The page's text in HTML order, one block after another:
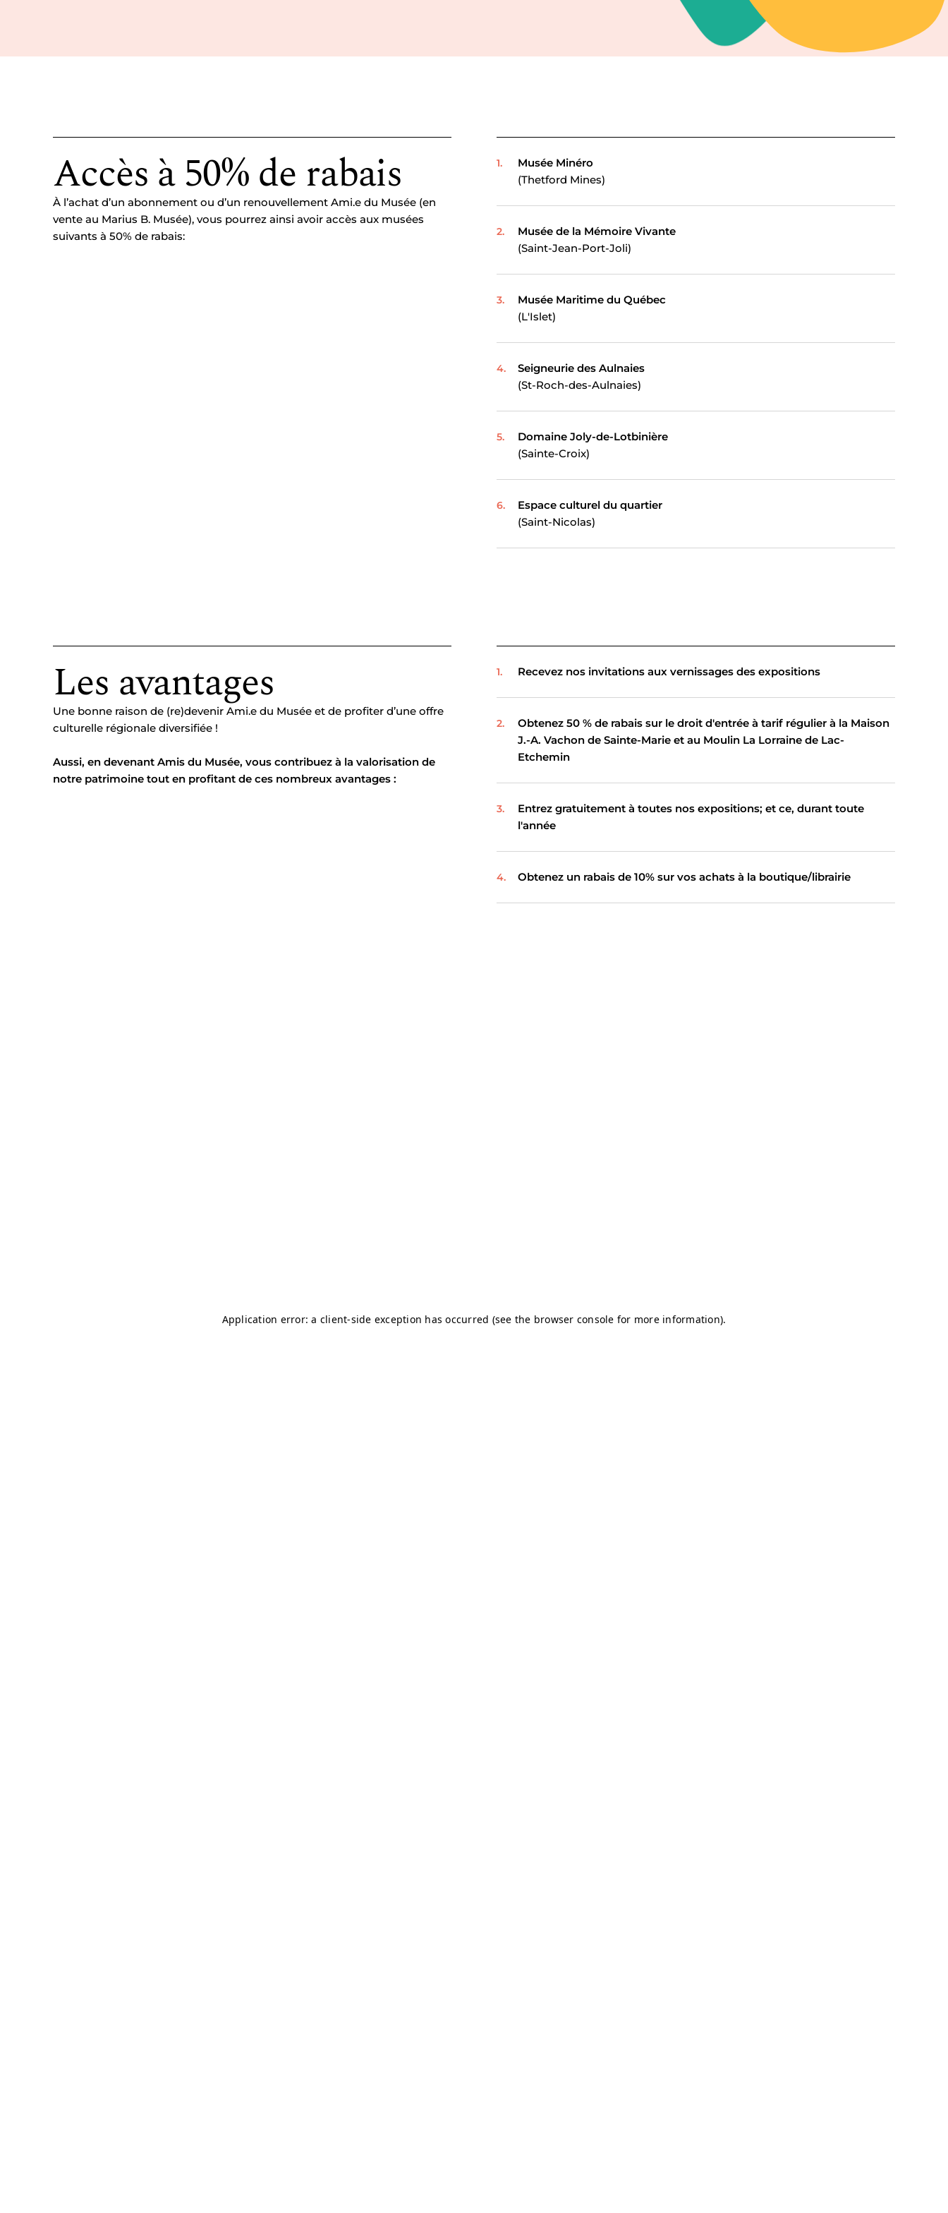
Accès à 50% de rabais
À l’achat d’un abonnement ou d’un renouvellement Ami.e du Musée (en
vente au Marius B. Musée), vous pourrez ainsi avoir accès aux musées
suivants à 50% de rabais:
Musée Minéro
(Thetford Mines)
Musée de la Mémoire Vivante
(Saint-Jean-Port-Joli)
Musée Maritime du Québec
(L'Islet)
Seigneurie des Aulnaies
(St-Roch-des-Aulnaies)
Domaine Joly-de-Lotbinière
(Sainte-Croix)
Espace culturel du quartier
(Saint-Nicolas)
Les avantages
Une bonne raison de (re)devenir Ami.e du Musée et de profiter d’une offre
culturelle régionale diversifiée !
Aussi, en devenant Amis du Musée, vous contribuez à la valorisation de
notre patrimoine tout en profitant de ces nombreux avantages :
Recevez nos invitations aux vernissages des expositions
Obtenez 50 % de rabais sur le droit d'entrée à tarif régulier à la Maison
J.-A. Vachon de Sainte-Marie et au Moulin La Lorraine de Lac-
Etchemin
Entrez gratuitement à toutes nos expositions; et ce, durant toute
l'année
Obtenez un rabais de 10% sur vos achats à la boutique/librairie